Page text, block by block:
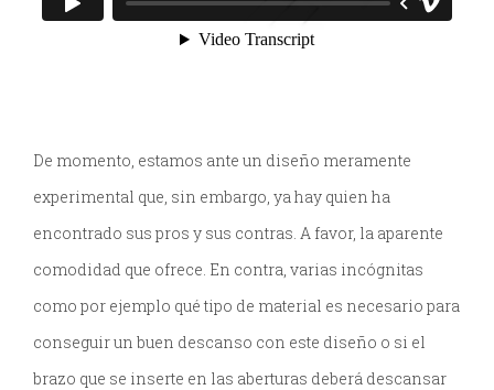
De momento, estamos ante un diseño meramente
experimental que, sin embargo, ya hay quien ha
encontrado sus pros y sus contras. A favor, la aparente
comodidad que ofrece. En contra, varias incógnitas
como por ejemplo qué tipo de material es necesario para
conseguir un buen descanso con este diseño o si el
brazo que se inserte en las aberturas deberá descansar